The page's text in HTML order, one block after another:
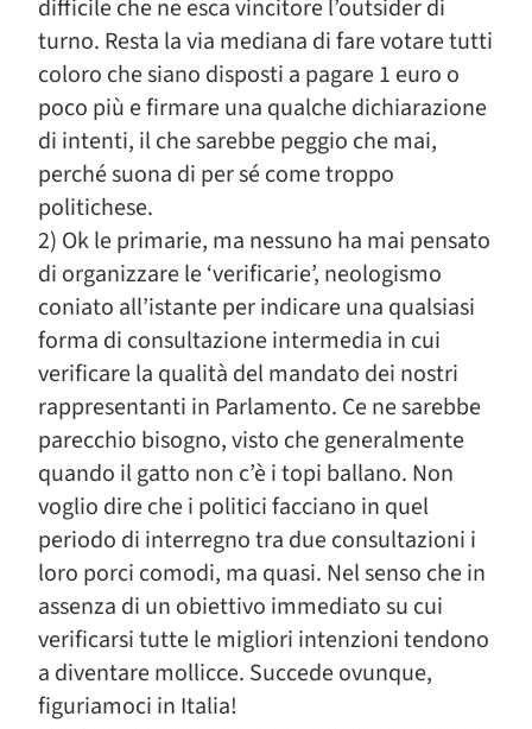
difficile che ne esca vincitore l’outsider di
turno. Resta la via mediana di fare votare tutti
coloro che siano disposti a pagare 1 euro o
poco più e firmare una qualche dichiarazione
di intenti, il che sarebbe peggio che mai,
perché suona di per sé come troppo
politichese.
2) Ok le primarie, ma nessuno ha mai pensato
di organizzare le ‘verificarie’, neologismo
coniato all’istante per indicare una qualsiasi
forma di consultazione intermedia in cui
verificare la qualità del mandato dei nostri
rappresentanti in Parlamento. Ce ne sarebbe
parecchio bisogno, visto che generalmente
quando il gatto non c’è i topi ballano. Non
voglio dire che i politici facciano in quel
periodo di interregno tra due consultazioni i
loro porci comodi, ma quasi. Nel senso che in
assenza di un obiettivo immediato su cui
verificarsi tutte le migliori intenzioni tendono
a diventare mollicce. Succede ovunque,
figuriamoci in Italia!